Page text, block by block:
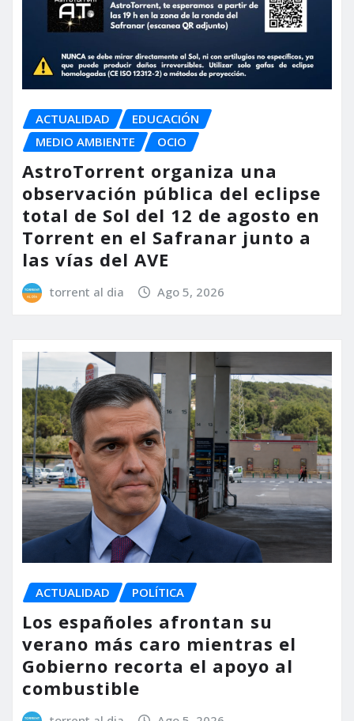
ACTUALIDAD
EDUCACIÓN
MEDIO AMBIENTE
OCIO
AstroTorrent organiza una
observación pública del eclipse
total de Sol del 12 de agosto en
Torrent en el Safranar junto a
las vías del AVE
torrent al dia Ago 5, 2026
ACTUALIDAD POLÍTICA
Los españoles afrontan su
verano más caro mientras el
Gobierno recorta el apoyo al
combustible